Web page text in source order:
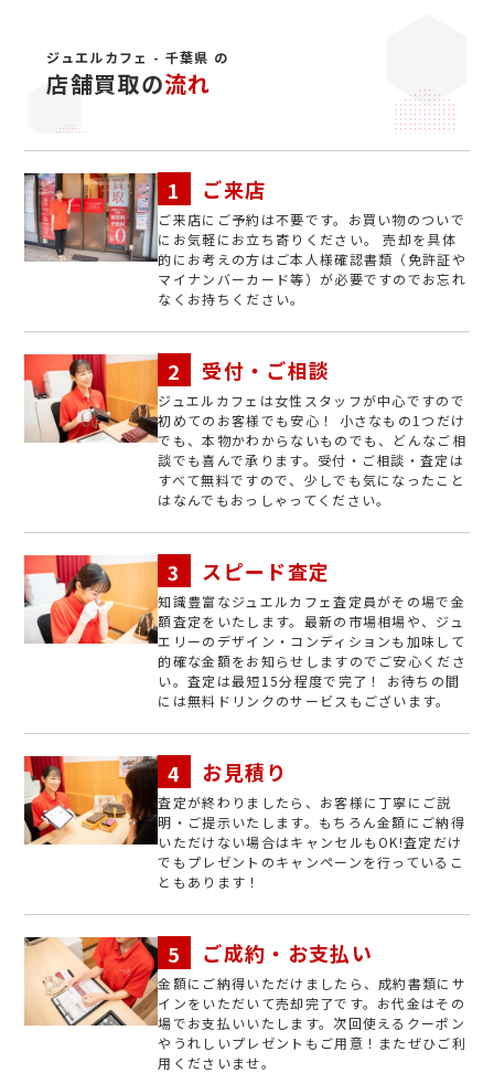
ジュエルカフェ - 千葉県 の
店舗買取の流れ
ご来店
ご来店にご予約は不要です。お買い物のついで
にお気軽にお立ち寄りください。 売却を具体
的にお考えの方はご本人様確認書類（免許証や
マイナンバーカード等）が必要ですのでお忘れ
なくお持ちください。
受付・ご相談
ジュエルカフェは女性スタッフが中心ですので
初めてのお客様でも安心！ 小さなもの1つだけ
でも、本物かわからないものでも、どんなご相
談でも喜んで承ります。受付・ご相談・査定は
すべて無料ですので、少しでも気になったこと
はなんでもおっしゃってください。
スピード査定
知識豊富なジュエルカフェ査定員がその場で金
額査定をいたします。最新の市場相場や、ジュ
エリーのデザイン・コンディションも加味して
的確な金額をお知らせしますのでご安心くださ
い。査定は最短15分程度で完了！ お待ちの間
には無料ドリンクのサービスもございます。
お見積り
査定が終わりましたら、お客様に丁寧にご説
明・ご提示いたします。もちろん金額にご納得
いただけない場合はキャンセルもOK!査定だけ
でもプレゼントのキャンペーンを行っているこ
ともあります！
ご成約・お支払い
金額にご納得いただけましたら、成約書類にサ
インをいただいて売却完了です。お代金はその
場でお支払いいたします。次回使えるクーポン
やうれしいプレゼントもご用意！またぜひご利
用くださいませ。